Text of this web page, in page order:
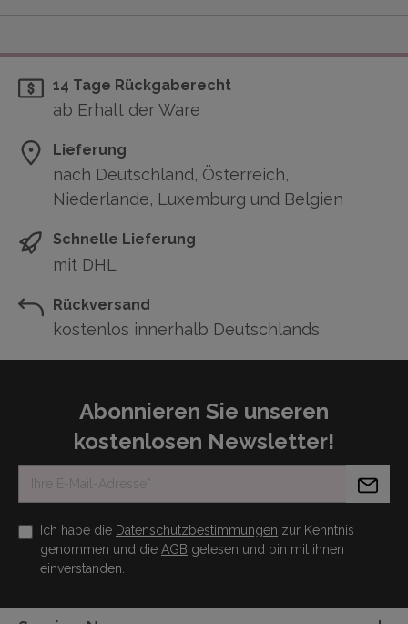
14 Tage Rückgaberecht
ab Erhalt der Ware
Lieferung
nach Deutschland, Österreich,
Niederlande, Luxemburg und Belgien
Schnelle Lieferung
mit DHL
Rückversand
kostenlos innerhalb Deutschlands
Abonnieren Sie unseren
kostenlosen Newsletter!
Ich habe die Datenschutzbestimmungen zur Kenntnis
genommen und die AGB gelesen und bin mit ihnen
einverstanden.